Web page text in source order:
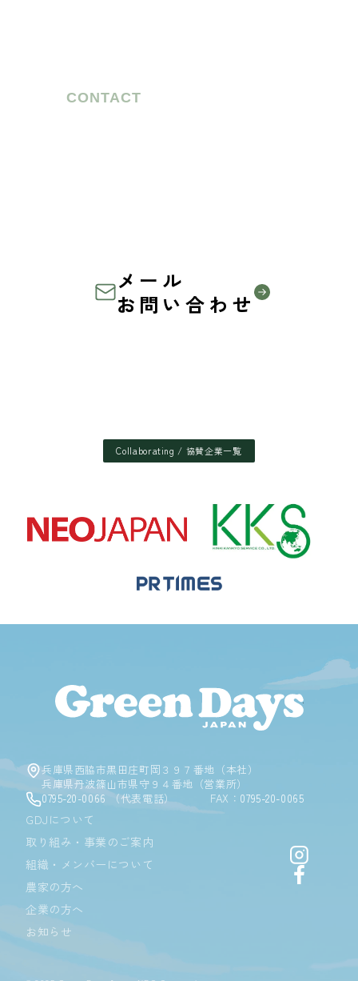
CONTACT
メール
お問い合わせ
Collaborating / 協賛企業一覧
GDJについて
取り組み・事業のご案内
組織・メンバーについて
農家の方へ
企業の方へ
お知らせ
Green
兵庫県西脇市黒田庄町岡３９７番地（本社）
兵庫県丹波篠山市県守９４番地（営業所）
0795-20-0066 （代表電話） FAX： 0795-20-0065